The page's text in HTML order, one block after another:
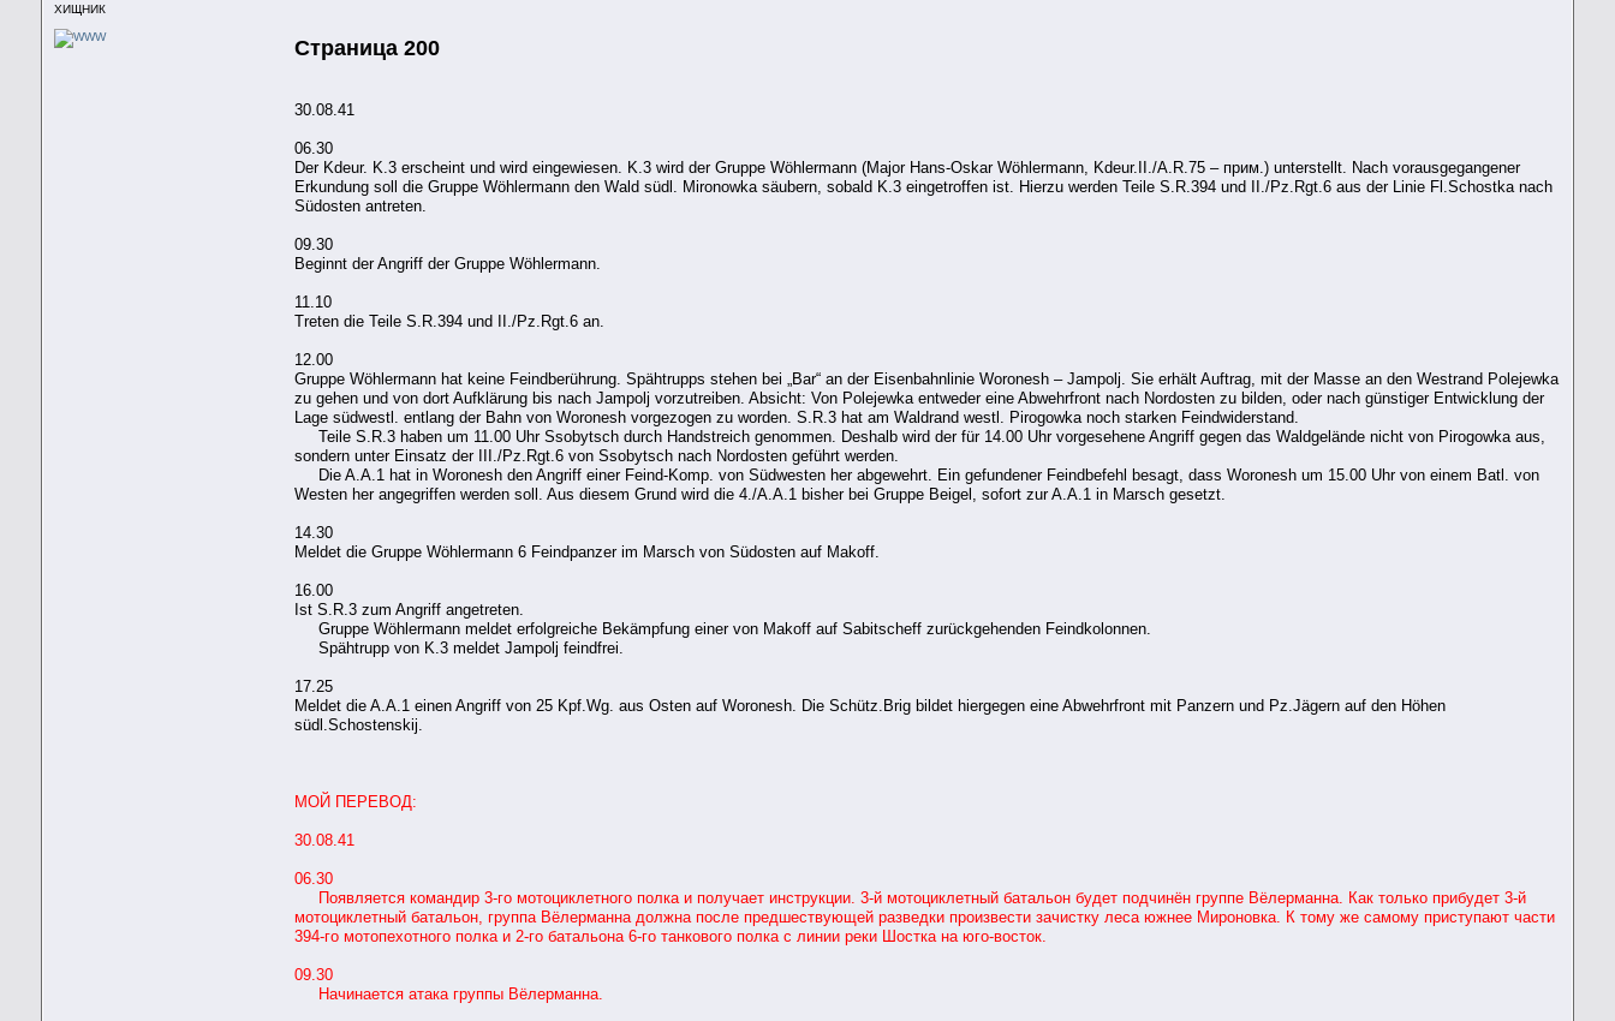
ХИЩНИК
Страница 200
30.08.41
06.30
Der Kdeur. K.3 erscheint und wird eingewiesen. K.3 wird der Gruppe Wöhlermann (Major Hans-Oskar Wöhlermann, Kdeur.II./A.R.75 – прим.) unterstellt. Nach vorausgegangener
Erkundung soll die Gruppe Wöhlermann den Wald südl. Mironowka säubern, sobald K.3 eingetroffen ist. Hierzu werden Teile S.R.394 und II./Pz.Rgt.6 aus der Linie Fl.Schostka nach
Südosten antreten.
09.30
Beginnt der Angriff der Gruppe Wöhlermann.
11.10
Treten die Teile S.R.394 und II./Pz.Rgt.6 an.
12.00
Gruppe Wöhlermann hat keine Feindberührung. Spähtrupps stehen bei „Bar“ an der Eisenbahnlinie Woronesh – Jampolj. Sie erhält Auftrag, mit der Masse an den Westrand Polejewka
zu gehen und von dort Aufklärung bis nach Jampolj vorzutreiben. Absicht: Von Polejewka entweder eine Abwehrfront nach Nordosten zu bilden, oder nach günstiger Entwicklung der
Lage südwestl. entlang der Bahn von Woronesh vorgezogen zu worden. S.R.3 hat am Waldrand westl. Pirogowka noch starken Feindwiderstand.
Teile S.R.3 haben um 11.00 Uhr Ssobytsch durch Handstreich genommen. Deshalb wird der für 14.00 Uhr vorgesehene Angriff gegen das Waldgelände nicht von Pirogowka aus,
sondern unter Einsatz der III./Pz.Rgt.6 von Ssobytsch nach Nordosten geführt werden.
Die A.A.1 hat in Woronesh den Angriff einer Feind-Komp. von Südwesten her abgewehrt. Ein gefundener Feindbefehl besagt, dass Woronesh um 15.00 Uhr von einem Batl. von
Westen her angegriffen werden soll. Aus diesem Grund wird die 4./A.A.1 bisher bei Gruppe Beigel, sofort zur A.A.1 in Marsch gesetzt.
14.30
Meldet die Gruppe Wöhlermann 6 Feindpanzer im Marsch von Südosten auf Makoff.
16.00
Ist S.R.3 zum Angriff angetreten.
Gruppe Wöhlermann meldet erfolgreiche Bekämpfung einer von Makoff auf Sabitscheff zurückgehenden Feindkolonnen.
Spähtrupp von K.3 meldet Jampolj feindfrei.
17.25
Meldet die A.A.1 einen Angriff von 25 Kpf.Wg. aus Osten auf Woronesh. Die Schütz.Brig bildet hiergegen eine Abwehrfront mit Panzern und Pz.Jägern auf den Höhen
südl.Schostenskij.
МОЙ ПЕРЕВОД:
30.08.41
06.30
Появляется командир 3-го мотоциклетного полка и получает инструкции. 3-й мотоциклетный батальон будет подчинён группе Вёлерманна. Как только прибудет 3-й
мотоциклетный батальон, группа Вёлерманна должна после предшествующей разведки произвести зачистку леса южнее Мироновка. К тому же самому приступают части
394-го мотопехотного полка и 2-го батальона 6-го танкового полка с линии реки Шостка на юго-восток.
09.30
Начинается атака группы Вёлерманна.